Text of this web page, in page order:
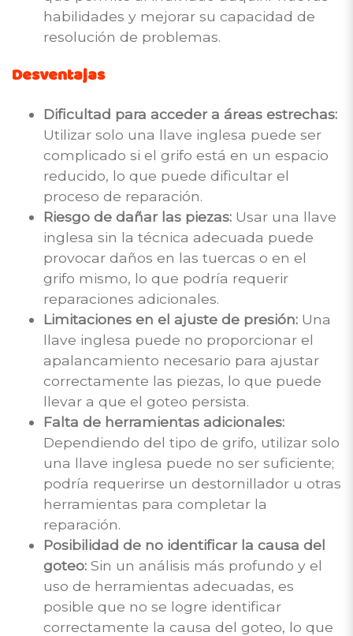
habilidades y mejorar su capacidad de
resolución de problemas.
Desventajas
Dificultad para acceder a áreas estrechas:
Utilizar solo una llave inglesa puede ser
complicado si el grifo está en un espacio
reducido, lo que puede dificultar el
proceso de reparación.
Riesgo de dañar las piezas: Usar una llave
inglesa sin la técnica adecuada puede
provocar daños en las tuercas o en el
grifo mismo, lo que podría requerir
reparaciones adicionales.
Limitaciones en el ajuste de presión: Una
llave inglesa puede no proporcionar el
apalancamiento necesario para ajustar
correctamente las piezas, lo que puede
llevar a que el goteo persista.
Falta de herramientas adicionales:
Dependiendo del tipo de grifo, utilizar solo
una llave inglesa puede no ser suficiente;
podría requerirse un destornillador u otras
herramientas para completar la
reparación.
Posibilidad de no identificar la causa del
goteo: Sin un análisis más profundo y el
uso de herramientas adecuadas, es
posible que no se logre identificar
correctamente la causa del goteo, lo que